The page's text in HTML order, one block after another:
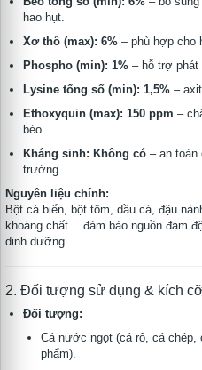
hao hụt.
Xơ thô (max): 6% – phù hợp cho
Phospho (min): 1% – hỗ trợ
Lysine tổng số (min): 1,5% –
Ethoxyquin (max): 150 ppm –
béo.
Kháng sinh: Không có – an toàn
trường.
Nguyên liệu chính:
Bột cá biển, bột tôm, dầu cá, đậu
khoáng chất… đảm bảo nguồn đạm
dinh dưỡng.
2. Đối tượng sử dụng & kích
Đối tượng:
Cá nước ngọt (cá rô, cá
phẩm).